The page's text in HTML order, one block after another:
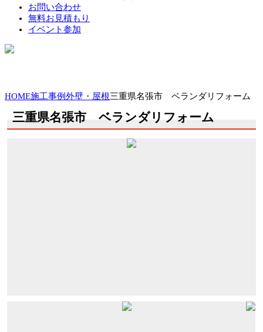
お問い合わせ
無料お見積もり
イベント参加
HOME施工事例外壁・屋根三重県名張市 ベランダリフォーム
三重県名張市 ベランダリフォーム